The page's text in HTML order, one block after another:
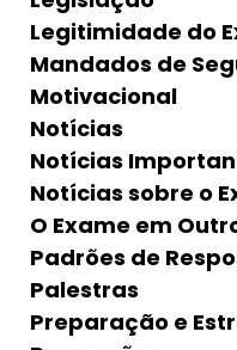
Legitimidade do
Mandados de
Motivacional
Notícias
Notícias
Notícias sobre o
O Exame em
Padrões de
Palestras
Preparação e